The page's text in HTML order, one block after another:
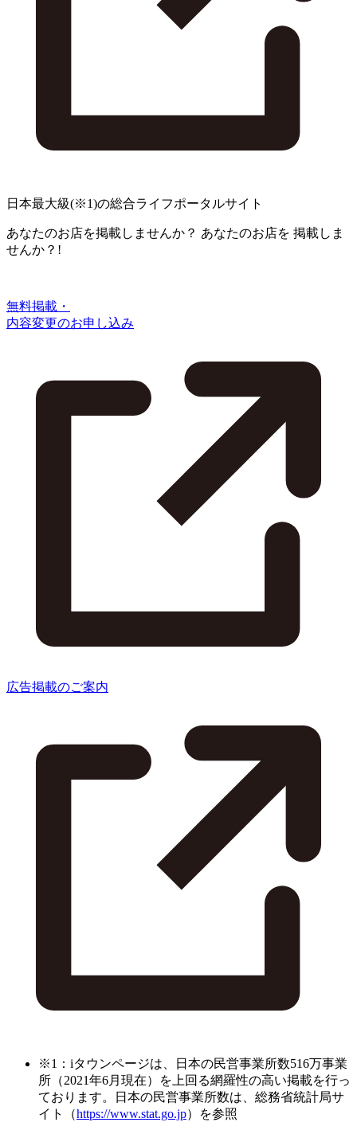
日本最大級(※1)の総合ライフポータルサイト
あなたのお店を掲載しませんか？ あなたのお店を 掲載しま
せんか？!
無料掲載・
内容変更のお申し込み
広告掲載のご案内
※1：iタウンページは、日本の民営事業所数516万事業
所（2021年6月現在）を上回る網羅性の高い掲載を行っ
ております。日本の民営事業所数は、総務省統計局サ
イト（https://www.stat.go.jp）を参照